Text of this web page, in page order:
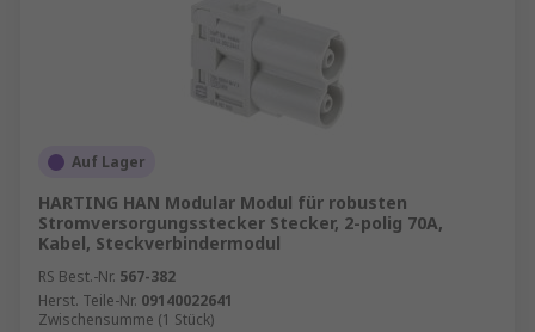
Auf Lager
HARTING HAN Modular Modul für robusten
Stromversorgungsstecker Stecker, 2-polig 70A,
Kabel, Steckverbindermodul
RS Best.-Nr. 567-382
Herst. Teile-Nr. 09140022641
Zwischensumme (1 Stück)